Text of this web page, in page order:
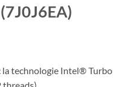
la technologie Intel® Turbo